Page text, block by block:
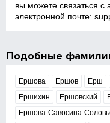
вы можете связаться с
электронной почте:
Подобные
Ершова Ершов Ерш
Ершихин
Ершовский
Ершова-Савосина-